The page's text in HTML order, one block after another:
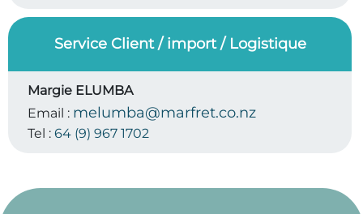
Service Client / import / Logistique
Margie ELUMBA
Email : melumba@marfret.co.nz
Tel : 64 (9) 967 1702